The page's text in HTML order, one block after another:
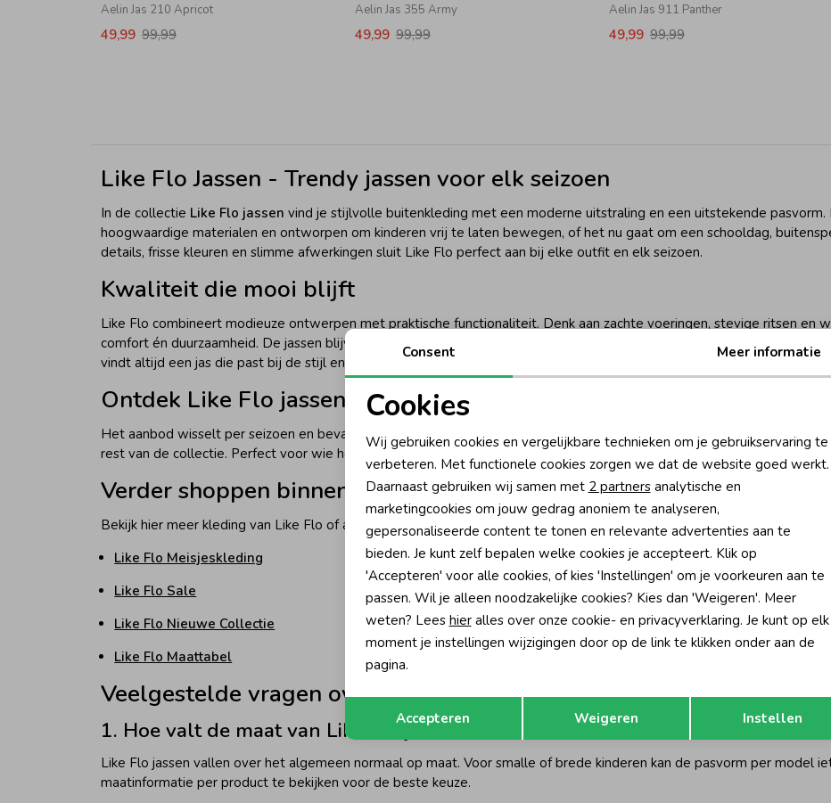
Aelin Jas 210 Apricot
49,99 99,99
Aelin Jas 355 Army
49,99 99,99
Aelin Jas 911 Panther
49,99 99,99
Like Flo Jassen - Trendy jassen voor elk seizoen
In de collectie Like Flo jassen vind je stijlvolle buitenkleding met een moderne uitstraling en een uitstekende
hoogwaardige materialen en ontworpen om kinderen vrij te laten bewegen, of het nu gaat om een schooldag,
details, frisse kleuren en slimme afwerkingen sluit Like Flo perfect aan bij elke outfit en elk seizoen.
Kwaliteit die mooi blijft
Like Flo combineert modieuze ontwerpen met praktische functionaliteit. Denk aan zachte voeringen, stevige ritsen en
comfort én duurzaamheid. De jassen blijven langdurig mooi, waardoor ze ideaal zijn voor dagelijks gebruik. Van
vindt altijd een jas die past bij de stijl en behoeften van jouw kind.
Ontdek Like Flo jassen bij Humpy
Het aanbod wisselt per seizoen en bevat zowel klassiekers als nieuwe trenditems. Dankzij de herkenbare Like Flo-stijl
rest van de collectie. Perfect voor wie houdt van mode die zowel comfortabel als eigentijds is.
Verder shoppen binnen Like Flo?
Bekijk hier meer kleding van Like Flo of andere populaire categorieën:
Like Flo Meisjeskleding
Like Flo Sale
Like Flo Nieuwe Collectie
Like Flo Maattabel
Veelgestelde vragen over Like Flo Jassen
1. Hoe valt de maat van Like Flo jassen?
Like Flo jassen vallen over het algemeen normaal op maat. Voor smalle of brede kinderen kan de pasvorm per model
maatinformatie per product te bekijken voor de beste keuze.
Noodzakelijke cookies
Analytische cookies Marketing cookies
Terug Opslaan
Consent Meer informatie
Cookies
Wij gebruiken cookies en vergelijkbare technieken om je gebruikservaring te
verbeteren. Met functionele cookies zorgen we dat de website goed werkt.
Daarnaast gebruiken wij samen met 2 partnersanalytische en
marketingcookies om jouw gedrag anoniem te analyseren,
gepersonaliseerde content te tonen en relevante advertenties aan te
bieden. Je kunt zelf bepalen welke cookies je accepteert. Klik op
'Accepteren' voor alle cookies, of kies 'Instellingen' om je voorkeuren aan te
passen. Wil je alleen noodzakelijke cookies? Kies dan 'Weigeren'. Meer
weten? Lees hieralles over onze cookie- en privacyverklaring. Je kunt op elk
moment je instellingen wijzigingen door op de link te klikken onder aan de
pagina.
Accepteren Weigeren Instellen